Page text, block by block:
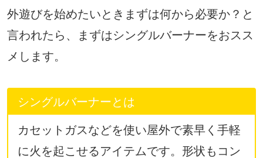
外遊びを始めたいときまずは何から必要か？と
言われたら、まずはシングルバーナーをおスス
メします。
シングルバーナーとは
カセットガスなどを使い屋外で素早く手軽
に火を起こせるアイテムです。形状もコン